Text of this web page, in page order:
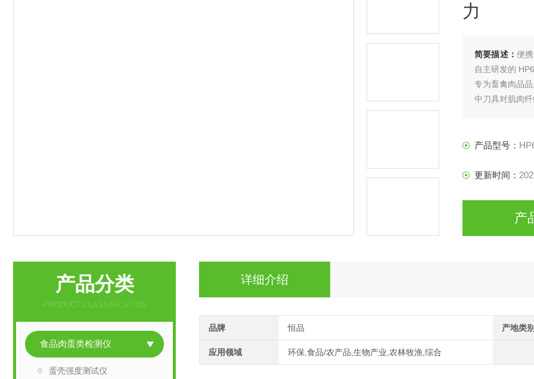
力
简要描述：便
自主研发的
专为畜禽肉品
中刀具对肌肉
产品型号：
更新时间：
产
详细介绍
品牌 恒品 产地类
应用领域 环保,食品/农产品,生物产业,农林牧渔,综合
产品分类
PRODUCT CLASSIFICATION
食品肉蛋类检测仪
蛋壳强度测试仪